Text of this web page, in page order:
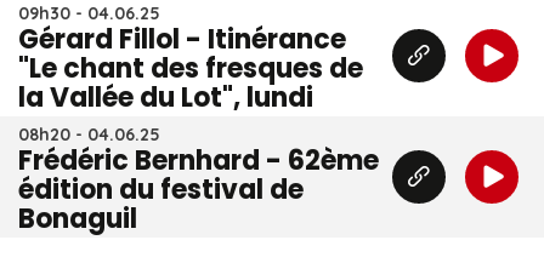
09h30 - 04.06.25
Gérard Fillol - Itinérance
"Le chant des fresques de
la Vallée du Lot", lundi
08h20 - 04.06.25
Frédéric Bernhard - 62ème
édition du festival de
Bonaguil